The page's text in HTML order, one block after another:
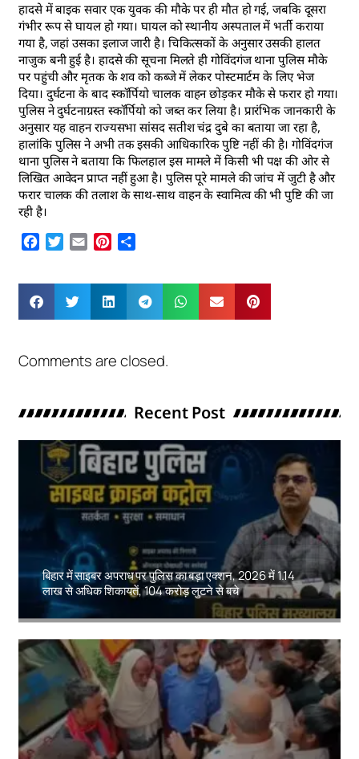
हादसे में बाइक सवार एक युवक की मौके पर ही मौत हो गई, जबकि दूसरा
गंभीर रूप से घायल हो गया। घायल को स्थानीय अस्पताल में भर्ती कराया
गया है, जहां उसका इलाज जारी है। चिकित्सकों के अनुसार उसकी हालत
नाजुक बनी हुई है। हादसे की सूचना मिलते ही गोविंदगंज थाना पुलिस मौके
पर पहुंची और मृतक के शव को कब्जे में लेकर पोस्टमार्टम के लिए भेज
दिया। दुर्घटना के बाद स्कॉर्पियो चालक वाहन छोड़कर मौके से फरार हो गया।
पुलिस ने दुर्घटनाग्रस्त स्कॉर्पियो को जब्त कर लिया है। प्रारंभिक जानकारी के
अनुसार यह वाहन राज्यसभा सांसद सतीश चंद्र दुबे का बताया जा रहा है,
हालांकि पुलिस ने अभी तक इसकी आधिकारिक पुष्टि नहीं की है। गोविंदगंज
थाना पुलिस ने बताया कि फिलहाल इस मामले में किसी भी पक्ष की ओर से
लिखित आवेदन प्राप्त नहीं हुआ है। पुलिस पूरे मामले की जांच में जुटी है और
फरार चालक की तलाश के साथ-साथ वाहन के स्वामित्व की भी पुष्टि की जा
रही है।
Facebook
Twitter
Email Pinterest
Comments are closed.
Recent Post
बिहार में साइबर अपराध पर पुलिस का बड़ा एक्शन, 2026 में 1.14
लाख से अधिक शिकायतें, 104 करोड़ लुटने से बचे
Amit Lekh